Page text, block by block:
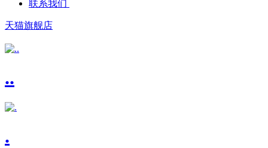
联系我们
天猫旗舰店
..
.